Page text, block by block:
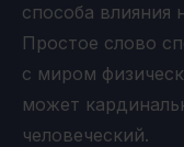
способа влияния
Простое слово
с миром
может
человеческий.